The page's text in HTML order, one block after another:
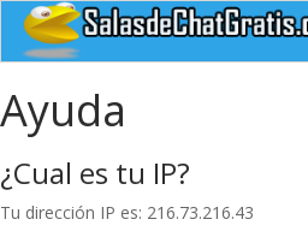
Ayuda
¿Cual es tu IP?
Tu dirección IP es: 216.73.216.43